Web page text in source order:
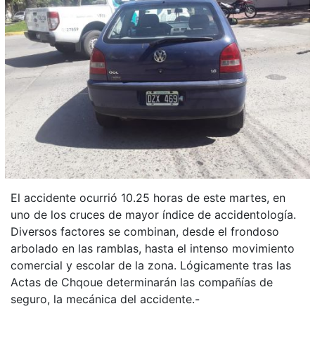
El accidente ocurrió 10.25 horas de este martes, en
uno de los cruces de mayor índice de accidentología.
Diversos factores se combinan, desde el frondoso
arbolado en las ramblas, hasta el intenso movimiento
comercial y escolar de la zona. Lógicamente tras las
Actas de Chqoue determinarán las compañías de
seguro, la mecánica del accidente.-